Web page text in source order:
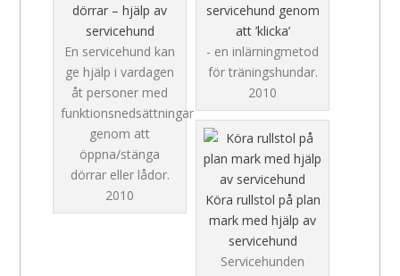
dörrar – hjälp av
servicehund
En servicehund kan
ge hjälp i vardagen
åt personer med
funktionsnedsättningar
genom att
öppna/stänga
dörrar eller lådor.
2010
servicehund genom
att ’klicka’
- en inlärningmetod
för träningshundar.
2010
Köra rullstol på plan
mark med hjälp av
servicehund
Servicehunden